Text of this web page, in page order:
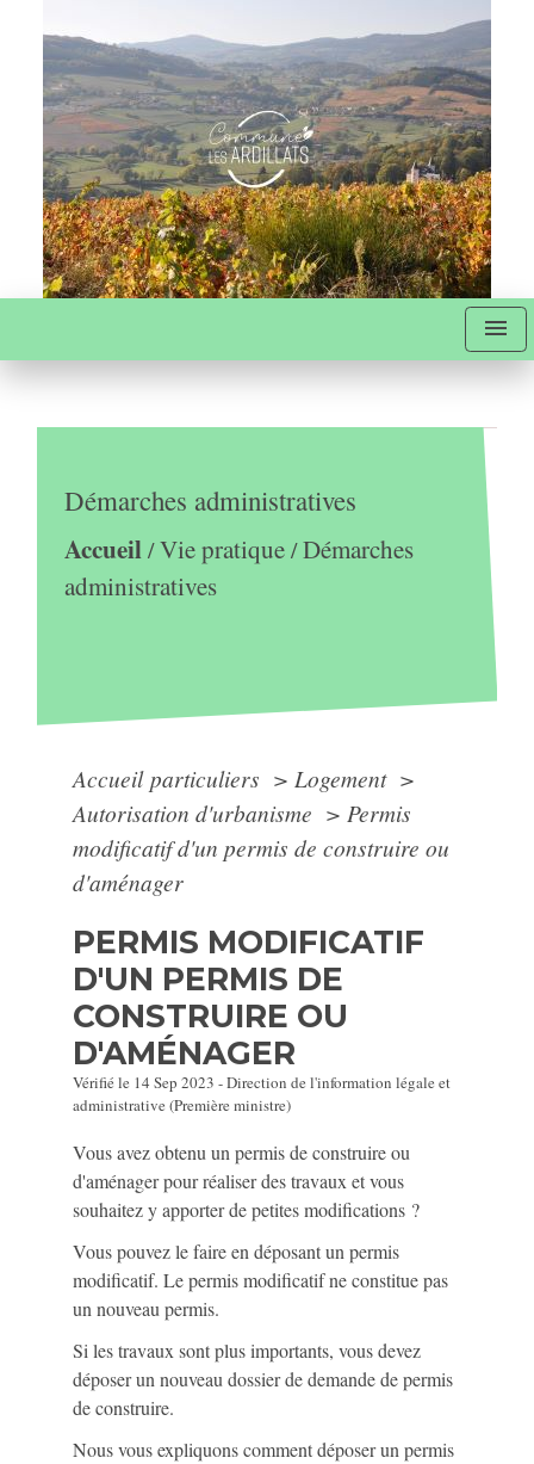
menu
Démarches administratives
Accueil/Vie pratique/Démarches
administratives
Accueil particuliers > Logement >
Autorisation d'urbanisme > Permis
modificatif d'un permis de construire ou
d'aménager
PERMIS MODIFICATIF
D'UN PERMIS DE
CONSTRUIRE OU
D'AMÉNAGER
Vérifié le 14 Sep 2023 - Direction de l'information légale et
administrative (Première ministre)
Vous avez obtenu un permis de construire ou
d'aménager pour réaliser des travaux et vous
souhaitez y apporter de petites modifications ?
Vous pouvez le faire en déposant un permis
modificatif. Le permis modificatif ne constitue pas
un nouveau permis.
Si les travaux sont plus importants, vous devez
déposer un nouveau dossier de demande de permis
de construire.
Nous vous expliquons comment déposer un permis